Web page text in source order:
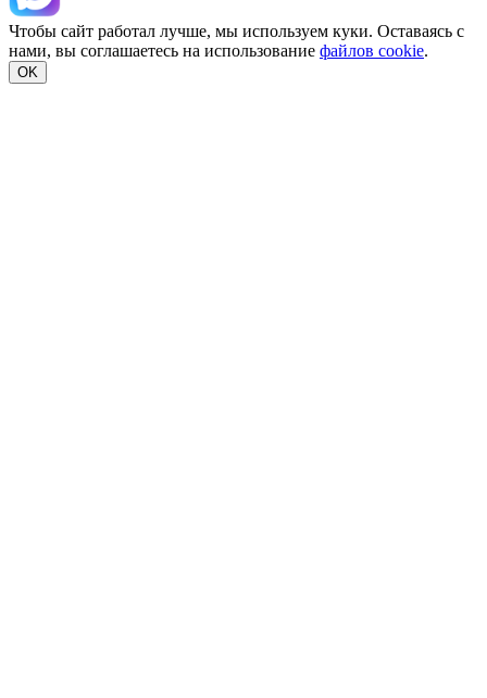
Чтобы сайт работал лучше, мы используем куки. Оставаясь с
нами, вы соглашаетесь на использование файлов cookie.
OK